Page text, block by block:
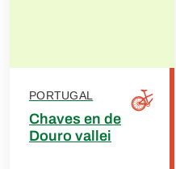
PORTUGAL
Chaves en de
Douro vallei